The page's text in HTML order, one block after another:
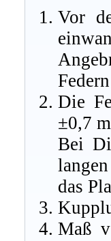
Vor
Die
±0,7
Bei
das
Maß